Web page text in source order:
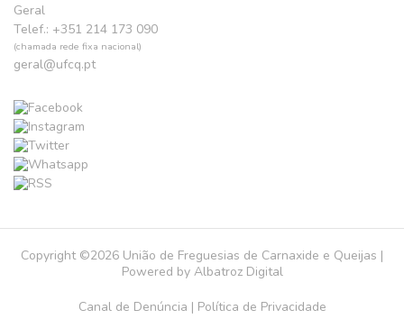
Geral
Telef.: +351 214 173 090
(chamada rede fixa nacional)
geral@ufcq.pt
Copyright ©2026 União de Freguesias de Carnaxide e Queijas |
Powered by Albatroz Digital
Canal de Denúncia | Política de Privacidade